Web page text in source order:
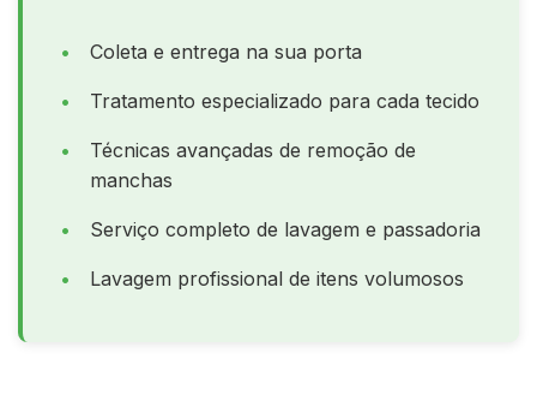
Coleta e entrega na sua porta
Tratamento especializado para cada tecido
Técnicas avançadas de remoção de
manchas
Serviço completo de lavagem e passadoria
Lavagem profissional de itens volumosos